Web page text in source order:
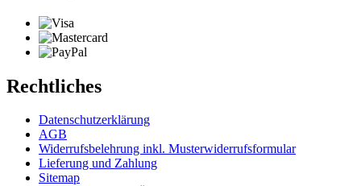
Rechtliches
Datenschutzerklärung
AGB
Widerrufsbelehrung inkl. Musterwiderrufsformular
Lieferung und Zahlung
Sitemap